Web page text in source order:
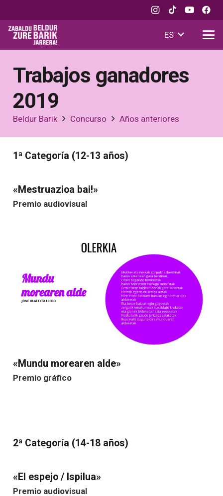
ES
Trabajos ganadores
2019
Beldur Barik Concurso Años anteriores
1ª Categoría (12-13 años)
«Mestruazioa bai!»
Premio audiovisual
«Mundu morearen alde»
Premio gráfico
2ª Categoría (14-18 años)
«El espejo / Ispilua»
Premio audiovisual